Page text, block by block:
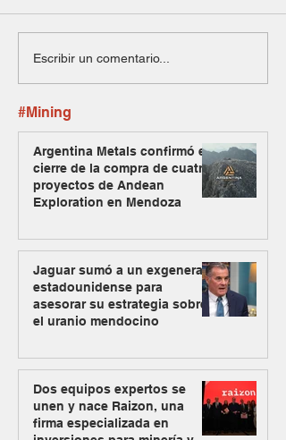
Escribir un comentario...
#Mining
Argentina Metals confirmó el
cierre de la compra de cuatro
proyectos de Andean
Exploration en Mendoza
Jaguar sumó a un exgeneral
estadounidense para
asesorar su estrategia sobre
el uranio mendocino
Dos equipos expertos se
unen y nace Raizon, una
firma especializada en